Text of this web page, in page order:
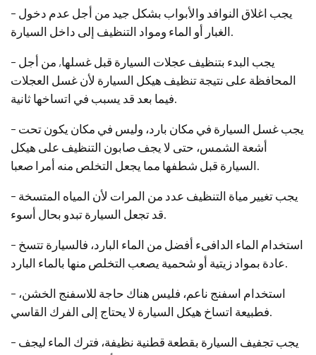
– يجب اغلاق النوافد والأبواب بشكل جيد من أجل عدم دخول
الغبار أو الماء ومواد التنظيف إلى داخل السيارة.
– يجب البدء بتنظيف عجلات السيارة قبل غسلها, من أجل
المحافظة على نتيجة تنظيف هيكل السيارة لأن غسل العجلات
فيما بعد قد يسبب في اتساخها ثانية.
– يجب غسل السيارة في مكان بارد، وليس في مكان يكون تحت
أشعة الشمس، حتى لا يجف صابون التنظيف على هيكل
السيارة قبل شطفها مما يجعل التخلص منه أمرا صعبا.
– يجب تغيير مياة التنظيف عدد من المرات لأن المياه المتسخة
قد تجعل السيارة تبدو بحال أسوء.
– استخدام الماء الدافىء أفضل من الماء البارد، فالسيارة تتسخ
عادة بمواد زيتية أو شحمية يصعب التخلص منها بالماء البارد.
– استخدام اسفنج ناعم، فليس هناك حاجة للاسفنج الخشن،
فطبيعة اتساخ هيكل السيارة لا يحتاج إلى الفرك القاسي.
– يجب تجفيف السيارة بقطعة قطنية نظيفة، فترك الماء ليجف